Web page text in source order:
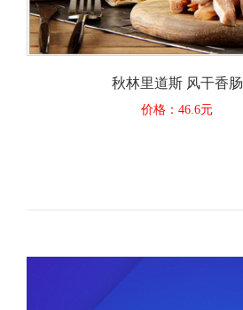
秋林里道斯 风干香肠
价格：46.6元